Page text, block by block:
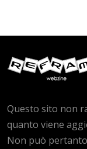
Questo sito non
quanto viene
Non può